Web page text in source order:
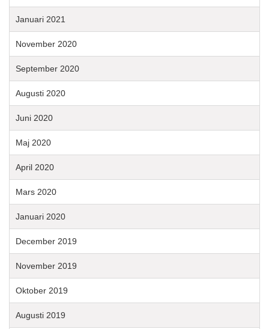
Januari 2021
November 2020
September 2020
Augusti 2020
Juni 2020
Maj 2020
April 2020
Mars 2020
Januari 2020
December 2019
November 2019
Oktober 2019
Augusti 2019